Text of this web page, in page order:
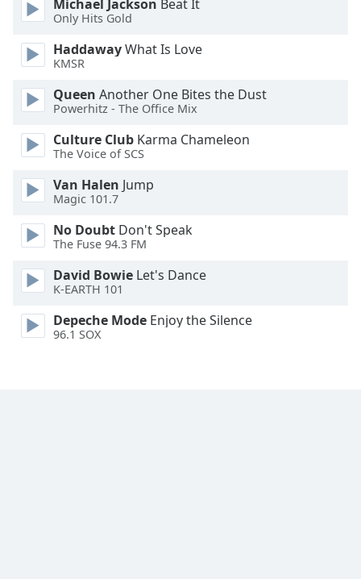
Reset
Close
Modal
End
window.
Michael Jackson Beat It
Only Hits Gold
HaddawayWhat Is Love
KMSR
Queen Another One Bites the Dust
Powerhitz - The Office Mix
Culture Club Karma Chameleon
The Voice of SCS
Van Halen Jump
Magic 101.7
No Doubt Don't Speak
The Fuse 94.3 FM
David Bowie Let's Dance
K-EARTH 101
Depeche Mode Enjoy the Silence
96.1 SOX